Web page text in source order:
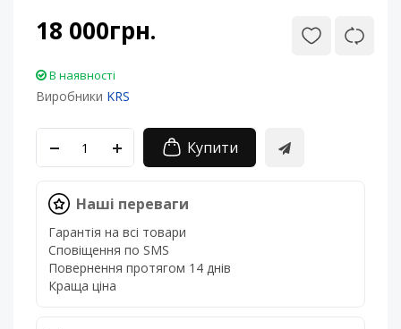
18 000грн.
В наявності
Виробники KRS
Купити
Наші переваги
Гарантія на всі товари
Сповіщення по SMS
Повернення протягом 14 днів
Краща ціна